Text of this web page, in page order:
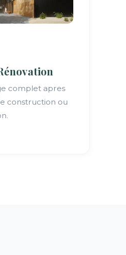
complet apres
construction ou